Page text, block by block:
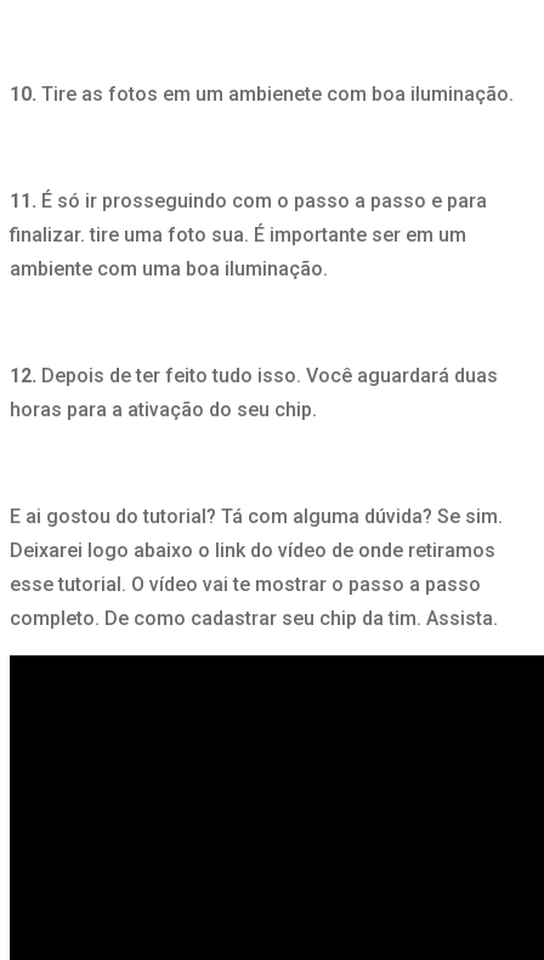
10. Tire as fotos em um ambienete com boa iluminação.
11. É só ir prosseguindo com o passo a passo e para
finalizar. tire uma foto sua. É importante ser em um
ambiente com uma boa iluminação.
12. Depois de ter feito tudo isso. Você aguardará duas
horas para a ativação do seu chip.
E ai gostou do tutorial? Tá com alguma dúvida? Se sim.
Deixarei logo abaixo o link do vídeo de onde retiramos
esse tutorial. O vídeo vai te mostrar o passo a passo
completo. De como cadastrar seu chip da tim. Assista.